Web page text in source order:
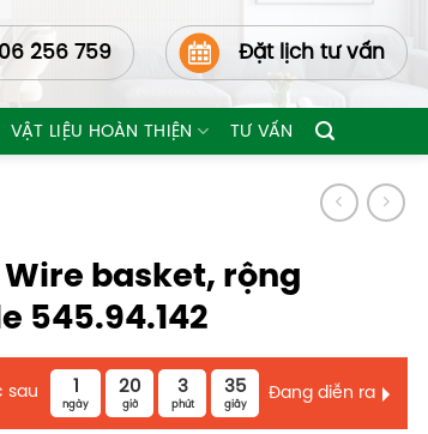
256 759 Đặt lịch tư vấn
VẬT LIỆU HOÀN THIỆN TƯ VẤN
Wire basket, rộng
545.94.142
sau 1
ngày
20
giờ
3
phút
34
giây
Đang diễn ra